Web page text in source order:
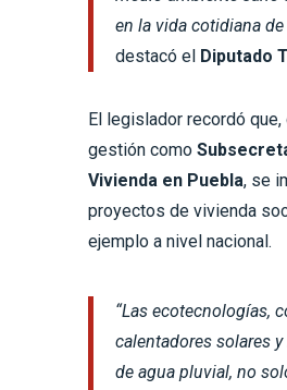
en la vida cotidiana
destacó elDiputado
El legislador recordó que,
gestión como
Vivienda en Puebla, se
proyectos de vivienda
ejemplo a nivel nacional.
“Las ecotecnologías,
calentadores solares
de agua pluvial, no